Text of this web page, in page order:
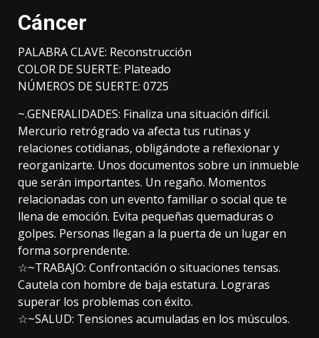
Cáncer
PALABRA CLAVE: Reconstrucción
COLOR DE SUERTE: Plateado
NÚMEROS DE SUERTE: 0725
~.GENERALIDADES: Finaliza una situación difícil.
Mercurio retrógrado va afecta tus rutinas y
relaciones cotidianas, obligándote a reflexionar y
reorganizarte. Unos documentos sobre un inmueble
que serán importantes. Un regaño. Momentos
relacionadas con un evento familiar o social que te
llena de emoción. Evita pequeñas quemaduras o
golpes. Personas llegan a la puerta de un lugar en
forma sorprendente.
☆~TRABAJO: Confrontación o situaciones tensas.
Cautela con hombre de baja estatura. Lograras
superar los problemas con éxito.
☆~SALUD: Tensiones acumuladas en los músculos.